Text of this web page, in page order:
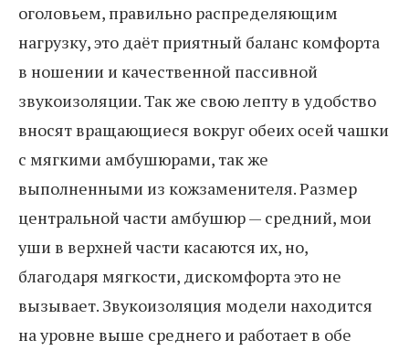
оголовьем, правильно распределяющим
нагрузку, это даёт приятный баланс комфорта
в ношении и качественной пассивной
звукоизоляции. Так же свою лепту в удобство
вносят вращающиеся вокруг обеих осей чашки
с мягкими амбушюрами, так же
выполненными из кожзаменителя. Размер
центральной части амбушюр — средний, мои
уши в верхней части касаются их, но,
благодаря мягкости, дискомфорта это не
вызывает. Звукоизоляция модели находится
на уровне выше среднего и работает в обе